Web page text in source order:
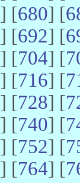
] [680] [
] [692] [
] [704] [
] [716] [
] [728] [
] [740] [
] [752] [
] [764] [